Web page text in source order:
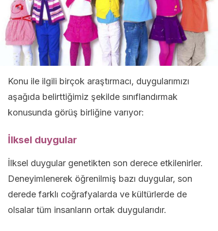
Konu ile ilgili birçok araştırmacı, duygularımızı
aşağıda belirttiğimiz şekilde sınıflandırmak
konusunda görüş birliğine varıyor:
İlksel duygular
İlksel duygular genetikten son derece etkilenirler.
Deneyimlenerek öğrenilmiş bazı duygular, son
derede farklı coğrafyalarda ve kültürlerde de
olsalar tüm insanların ortak duygularıdır.